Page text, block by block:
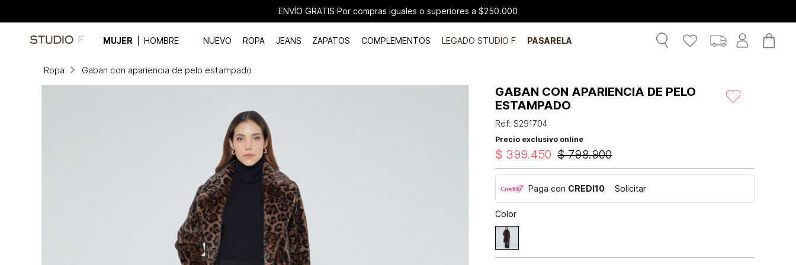
ENVÍO GRATIS Por compras iguales o superiores a $250.000
MUJER HOMBRE NUEVO ROPA JEANS ZAPATOS COMPLEMENTOS LEGADO STUDIO F PASARELA
Ropa Gaban con apariencia de pelo estampado
GABAN CON APARIENCIA DE PELO
ESTAMPADO
Ref:S291704
Precio exclusivo online
$ 798.900
$ 399.450
Paga con CREDI10 Solicitar
Color